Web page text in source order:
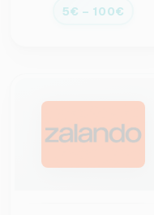
5€ – 100€